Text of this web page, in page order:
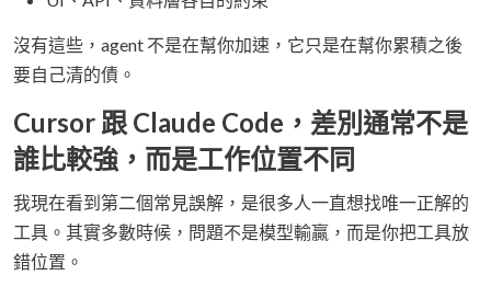
沒有這些，agent 不是在幫你加速，它只是在幫你累積之後
要自己清的債。
Cursor 跟 Claude Code，差別通常不是
誰比較強，而是工作位置不同
我現在看到第二個常見誤解，是很多人一直想找唯一正解的
工具。其實多數時候，問題不是模型輸贏，而是你把工具放
錯位置。